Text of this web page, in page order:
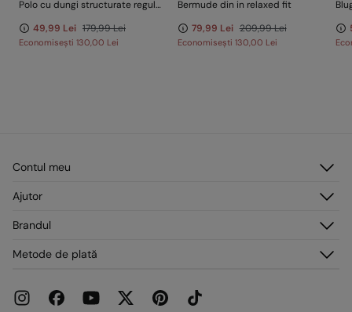
Polo cu dungi structurate regular fit
49,99 Lei 179,99 Lei
Economisești 130,00 Lei
Bermude din in relaxed fit
79,99 Lei 209,99 Lei
Economisești 130,00 Lei
Contul meu
Înregistrare
Adresele mele
Ajutor
Livrare
Promoții curente
Brandul
Magazine
Metode de plată